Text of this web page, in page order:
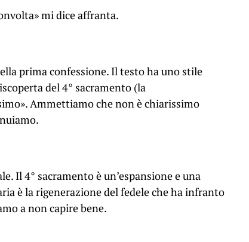
mi dice affranta.
prima confessione. Il testo ha uno stile
del 4° sacramento (la
Ammettiamo che non è chiarissimo
Il 4° sacramento è un’espansione e una
è la rigenerazione del fedele che ha infranto
a non capire bene.